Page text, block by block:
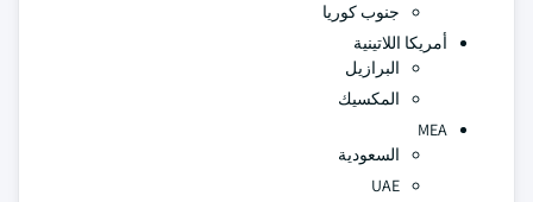
جنوب كوريا
أمريكا اللاتينية
البرازيل
المكسيك
MEA
السعودية
UAE